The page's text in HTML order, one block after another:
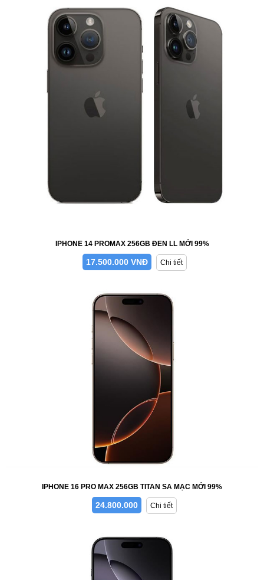
IPHONE 14 PROMAX 256GB ĐEN LL MỚI 99%
17.500.000 VNĐ Chi tiết
IPHONE 16 PRO MAX 256GB TITAN SA MẠC MỚI 99%
24.800.000 Chi tiết